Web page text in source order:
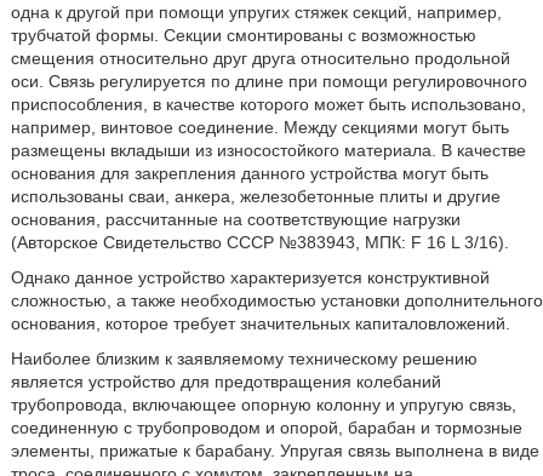
одна к другой при помощи упругих стяжек секций, например,
трубчатой формы. Секции смонтированы с возможностью
смещения относительно друг друга относительно продольной
оси. Связь регулируется по длине при помощи регулировочного
приспособления, в качестве которого может быть использовано,
например, винтовое соединение. Между секциями могут быть
размещены вкладыши из износостойкого материала. В качестве
основания для закрепления данного устройства могут быть
использованы сваи, анкера, железобетонные плиты и другие
основания, рассчитанные на соответствующие нагрузки
(Авторское Свидетельство СССР №383943, МПК: F 16 L 3/16).
Однако данное устройство характеризуется конструктивной
сложностью, а также необходимостью установки дополнительного
основания, которое требует значительных капиталовложений.
Наиболее близким к заявляемому техническому решению
является устройство для предотвращения колебаний
трубопровода, включающее опорную колонну и упругую связь,
соединенную с трубопроводом и опорой, барабан и тормозные
элементы, прижатые к барабану. Упругая связь выполнена в виде